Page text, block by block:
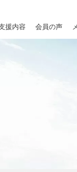
援内容 会員の声